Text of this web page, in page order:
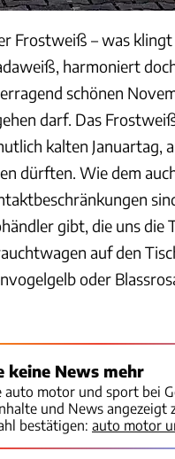
Frostweiß – was klingt
harmoniert
schönen
darf. Das
kalten Januartag,
dürften. Wie dem
gibt, die uns die
auf den
oder
keine News mehr
auto motor und sport bei
und News angezeigt
bestätigen: auto motor